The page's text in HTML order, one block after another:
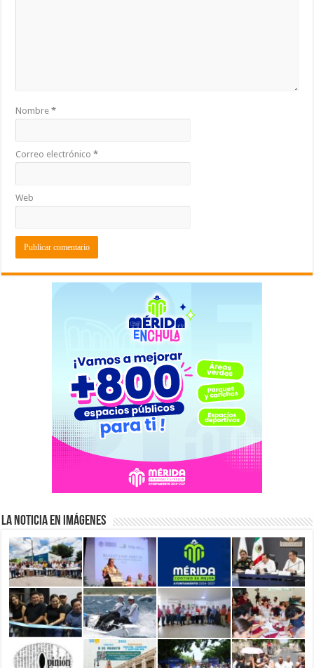
Nombre*
Correo electrónico*
Web
La Noticia en Imágenes